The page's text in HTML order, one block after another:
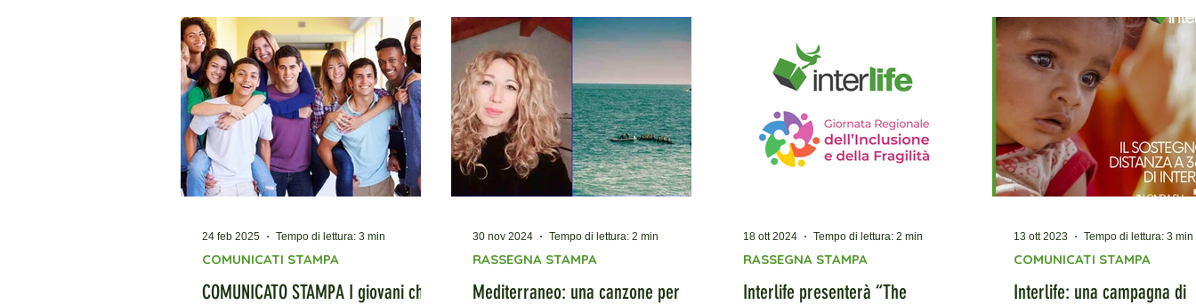
COMUNICATO STAMPA I giovani che
COMUNICATI STAMPA
24 feb 2025 Tempo di lettura: 3 min
Mediterraneo: una canzone per
RASSEGNA STAMPA
30 nov 2024 Tempo di lettura: 2 min
Interlife presenterà “The
RASSEGNA STAMPA
18 ott 2024 Tempo di lettura: 2 min
Interlife: una campagna di
COMUNICATI STAMPA
13 ott 2023 Tempo di lettura: 3 min